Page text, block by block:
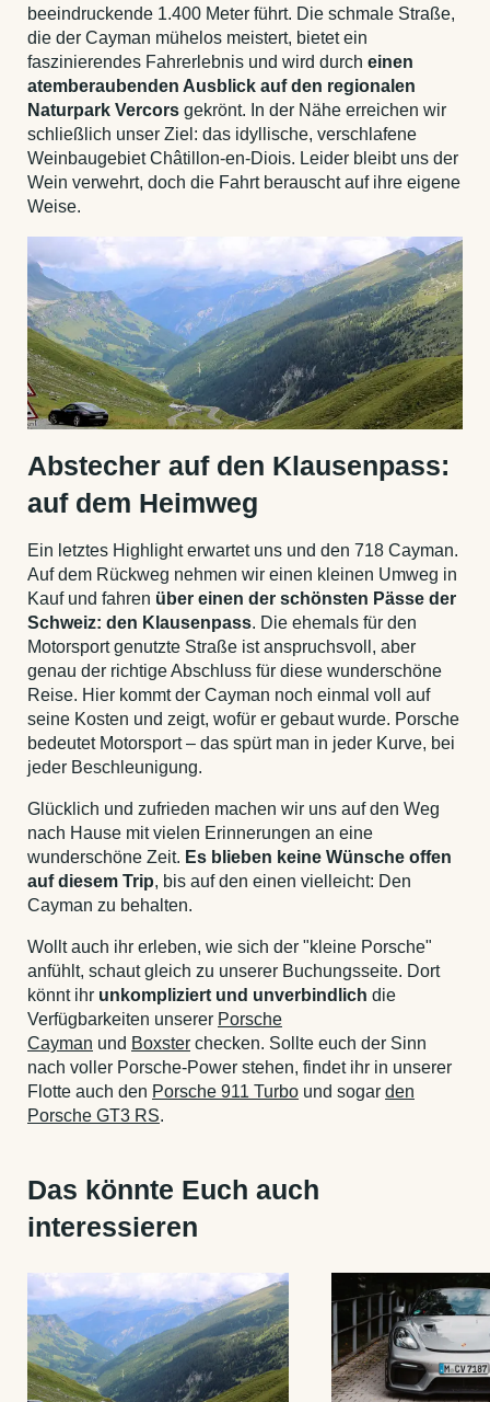
beeindruckende 1.400 Meter führt. Die schmale Straße,
die der Cayman mühelos meistert, bietet ein
faszinierendes Fahrerlebnis und wird durch einen
atemberaubenden Ausblick auf den regionalen
Naturpark Vercors gekrönt. In der Nähe erreichen wir
schließlich unser Ziel: das idyllische, verschlafene
Weinbaugebiet Châtillon-en-Diois. Leider bleibt uns der
Wein verwehrt, doch die Fahrt berauscht auf ihre eigene
Weise.
Abstecher auf den Klausenpass:
auf dem Heimweg
Ein letztes Highlight erwartet uns und den 718 Cayman.
Auf dem Rückweg nehmen wir einen kleinen Umweg in
Kauf und fahren über einen der schönsten Pässe der
Schweiz: den Klausenpass. Die ehemals für den
Motorsport genutzte Straße ist anspruchsvoll, aber
genau der richtige Abschluss für diese wunderschöne
Reise. Hier kommt der Cayman noch einmal voll auf
seine Kosten und zeigt, wofür er gebaut wurde. Porsche
bedeutet Motorsport – das spürt man in jeder Kurve, bei
jeder Beschleunigung.
Glücklich und zufrieden machen wir uns auf den Weg
nach Hause mit vielen Erinnerungen an eine
wunderschöne Zeit. Es blieben keine Wünsche offen
auf diesem Trip, bis auf den einen vielleicht: Den
Cayman zu behalten.
Wollt auch ihr erleben, wie sich der "kleine Porsche"
anfühlt, schaut gleich zu unserer Buchungsseite. Dort
könnt ihr unkompliziert und unverbindlich die
Verfügbarkeiten unserer Porsche
Cayman und Boxster checken. Sollte euch der Sinn
nach voller Porsche-Power stehen, findet ihr in unserer
Flotte auch den Porsche 911 Turbo und sogar den
Porsche GT3 RS.
Das könnte Euch auch
interessieren